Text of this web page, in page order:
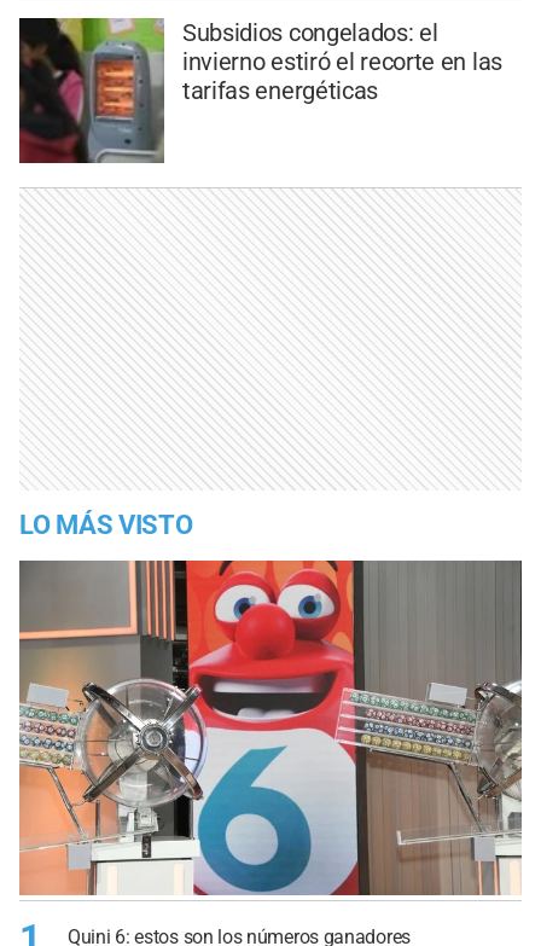
Subsidios congelados: el
invierno estiró el recorte en las
tarifas energéticas
LO MÁS VISTO
Quini 6: estos son los números ganadores